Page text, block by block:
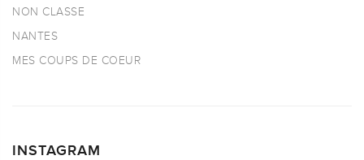
NON CLASSE
NANTES
MES COUPS DE COEUR
INSTAGRAM